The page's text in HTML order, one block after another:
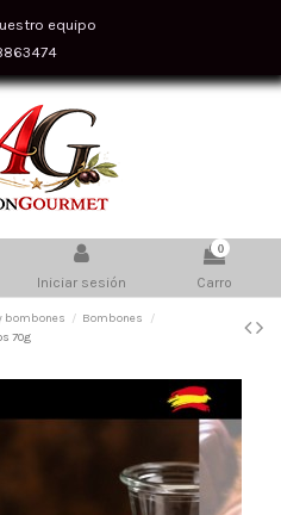
equipo
Iniciar sesión
0
Carro
bombones
Bombones
70g